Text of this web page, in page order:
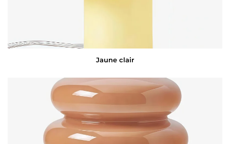
Jaune clair